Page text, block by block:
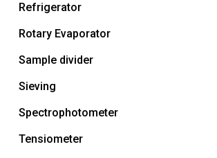
Refrigerator
Rotary Evaporator
Sample divider
Sieving
Spectrophotometer
Tensiometer